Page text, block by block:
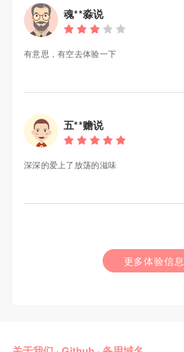
魂**淼说
有意思，有空去体验一下
五**赡说
深深的爱上了放荡的滋味
更多体验信息